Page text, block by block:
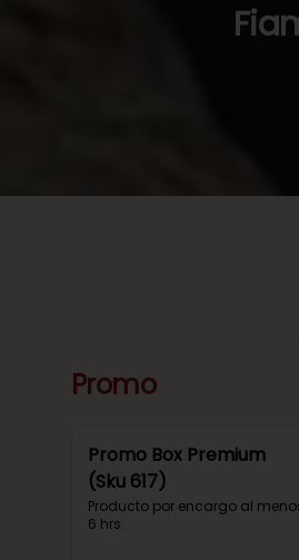
Promo
Promo Box Premium
(Sku 617)
Producto por encargo al
6 hrs.